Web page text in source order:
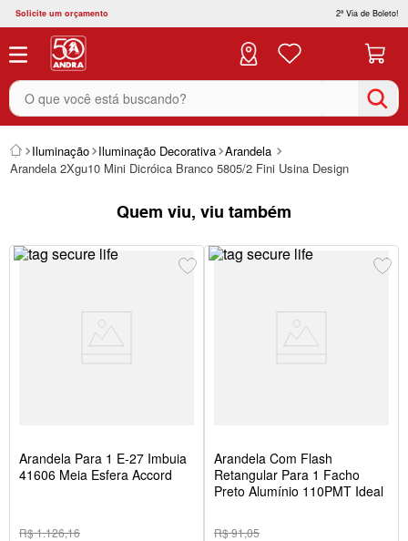
Solicite um orçamento 2ª Via de Boleto!
O que você está buscando?
Iluminação Iluminação Decorativa Arandela
Arandela 2Xgu10 Mini Dicróica Branco 5805/2 Fini Usina Design
Quem viu, viu também
Arandela Para 1 E-27 Imbuia
41606 Meia Esfera Accord
R$ 1.126,16
Arandela Com Flash
Retangular Para 1 Facho
Preto Alumínio 110PMT Ideal
R$ 91,05